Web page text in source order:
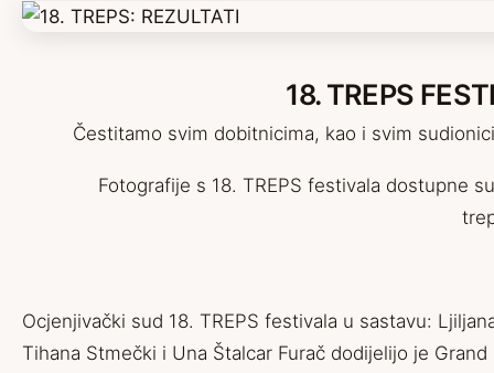
18. TREPS
Čestitamo svim dobitnicima, kao i svim
Fotografije s 18. TREPS festivala dostupne
Ocjenjivački sud 18. TREPS festivala u sastavu:
Tihana Stmečki i Una Štalcar Furač dodijelijo je